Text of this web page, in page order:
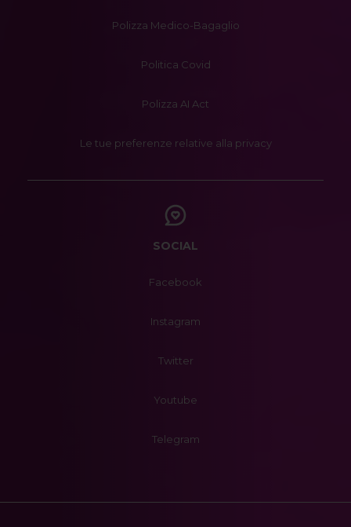
Polizza Medico-Bagaglio
Politica Covid
Polizza AI Act
Le tue preferenze relative alla privacy
SOCIAL
Facebook
Instagram
Twitter
Youtube
Telegram